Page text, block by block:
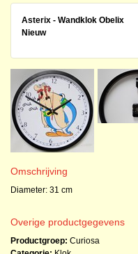
Asterix - Wandklok Obelix
Nieuw
Omschrijving
Diameter: 31 cm
Overige productgegevens
Productgroep: Curiosa